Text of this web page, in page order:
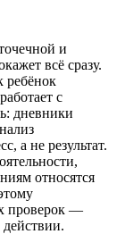
и
всё сразу.
ребёнок
с
дневники
а не результат.
относятся
проверок —